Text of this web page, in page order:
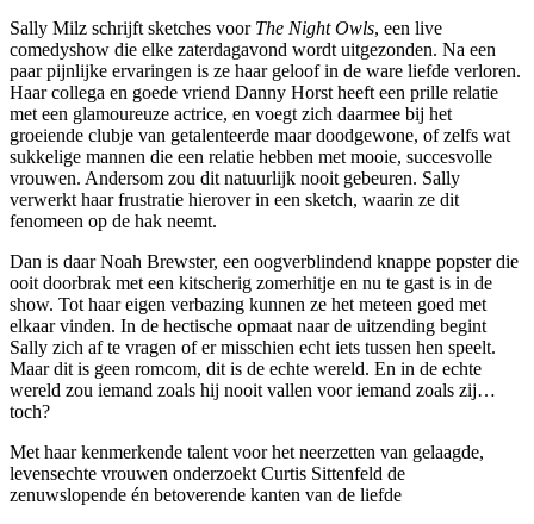
Sally Milz schrijft sketches voor The Night Owls, een live
comedyshow die elke zaterdagavond wordt uitgezonden. Na een
paar pijnlijke ervaringen is ze haar geloof in de ware liefde verloren.
Haar collega en goede vriend Danny Horst heeft een prille relatie
met een glamoureuze actrice, en voegt zich daarmee bij het
groeiende clubje van getalenteerde maar doodgewone, of zelfs wat
sukkelige mannen die een relatie hebben met mooie, succesvolle
vrouwen. Andersom zou dit natuurlijk nooit gebeuren. Sally
verwerkt haar frustratie hierover in een sketch, waarin ze dit
fenomeen op de hak neemt.
Dan is daar Noah Brewster, een oogverblindend knappe popster die
ooit doorbrak met een kitscherig zomerhitje en nu te gast is in de
show. Tot haar eigen verbazing kunnen ze het meteen goed met
elkaar vinden. In de hectische opmaat naar de uitzending begint
Sally zich af te vragen of er misschien echt iets tussen hen speelt.
Maar dit is geen romcom, dit is de echte wereld. En in de echte
wereld zou iemand zoals hij nooit vallen voor iemand zoals zij…
toch?
Met haar kenmerkende talent voor het neerzetten van gelaagde,
levensechte vrouwen onderzoekt Curtis Sittenfeld de
zenuwslopende én betoverende kanten van de liefde